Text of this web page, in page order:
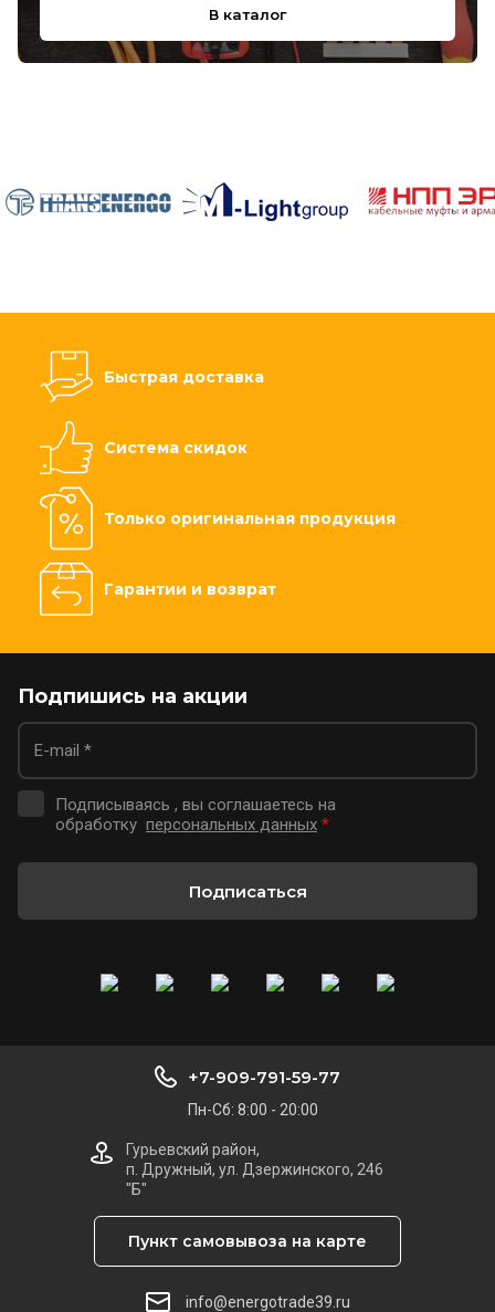
В каталог
Быстрая доставка
Система скидок
Только оригинальная продукция
Гарантии и возврат
Подпишись на акции
Подписываясь , вы соглашаетесь на
обработку персональных данных *
Подписаться
+7-909-791-59-77
Пн-Сб: 8:00 - 20:00
Гурьевский район,
п. Дружный, ул. Дзержинского, 246
"Б"
Пункт самовывоза на карте
info@energotrade39.ru